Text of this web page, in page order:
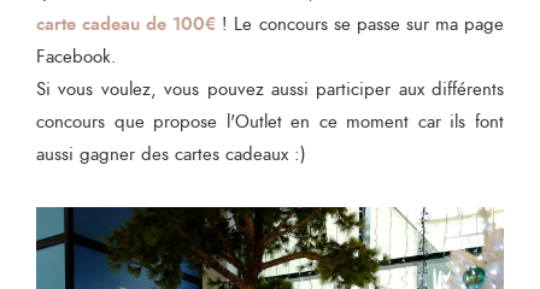
carte cadeau de 100€ ! Le concours se passe sur ma page
Facebook.
Si vous voulez, vous pouvez aussi participer aux différents
concours que propose l'Outlet en ce moment car ils font
aussi gagner des cartes cadeaux :)